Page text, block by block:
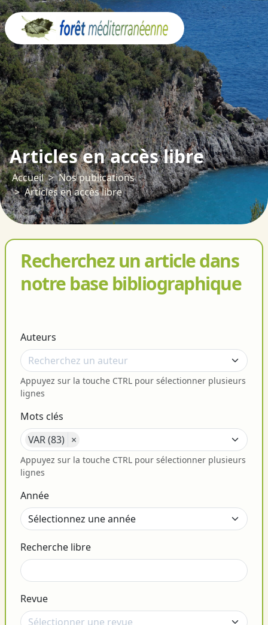
Articles en accès libre
Accueil
Nos publications
Articles en accès libre
Recherchez un article dans
notre base bibliographique
Auteurs
Appuyez sur la touche CTRL pour sélectionner plusieurs
lignes
Mots clés
VAR (83) ×
Appuyez sur la touche CTRL pour sélectionner plusieurs
lignes
Année
Recherche libre
Revue
Panneau de gestion des cookies